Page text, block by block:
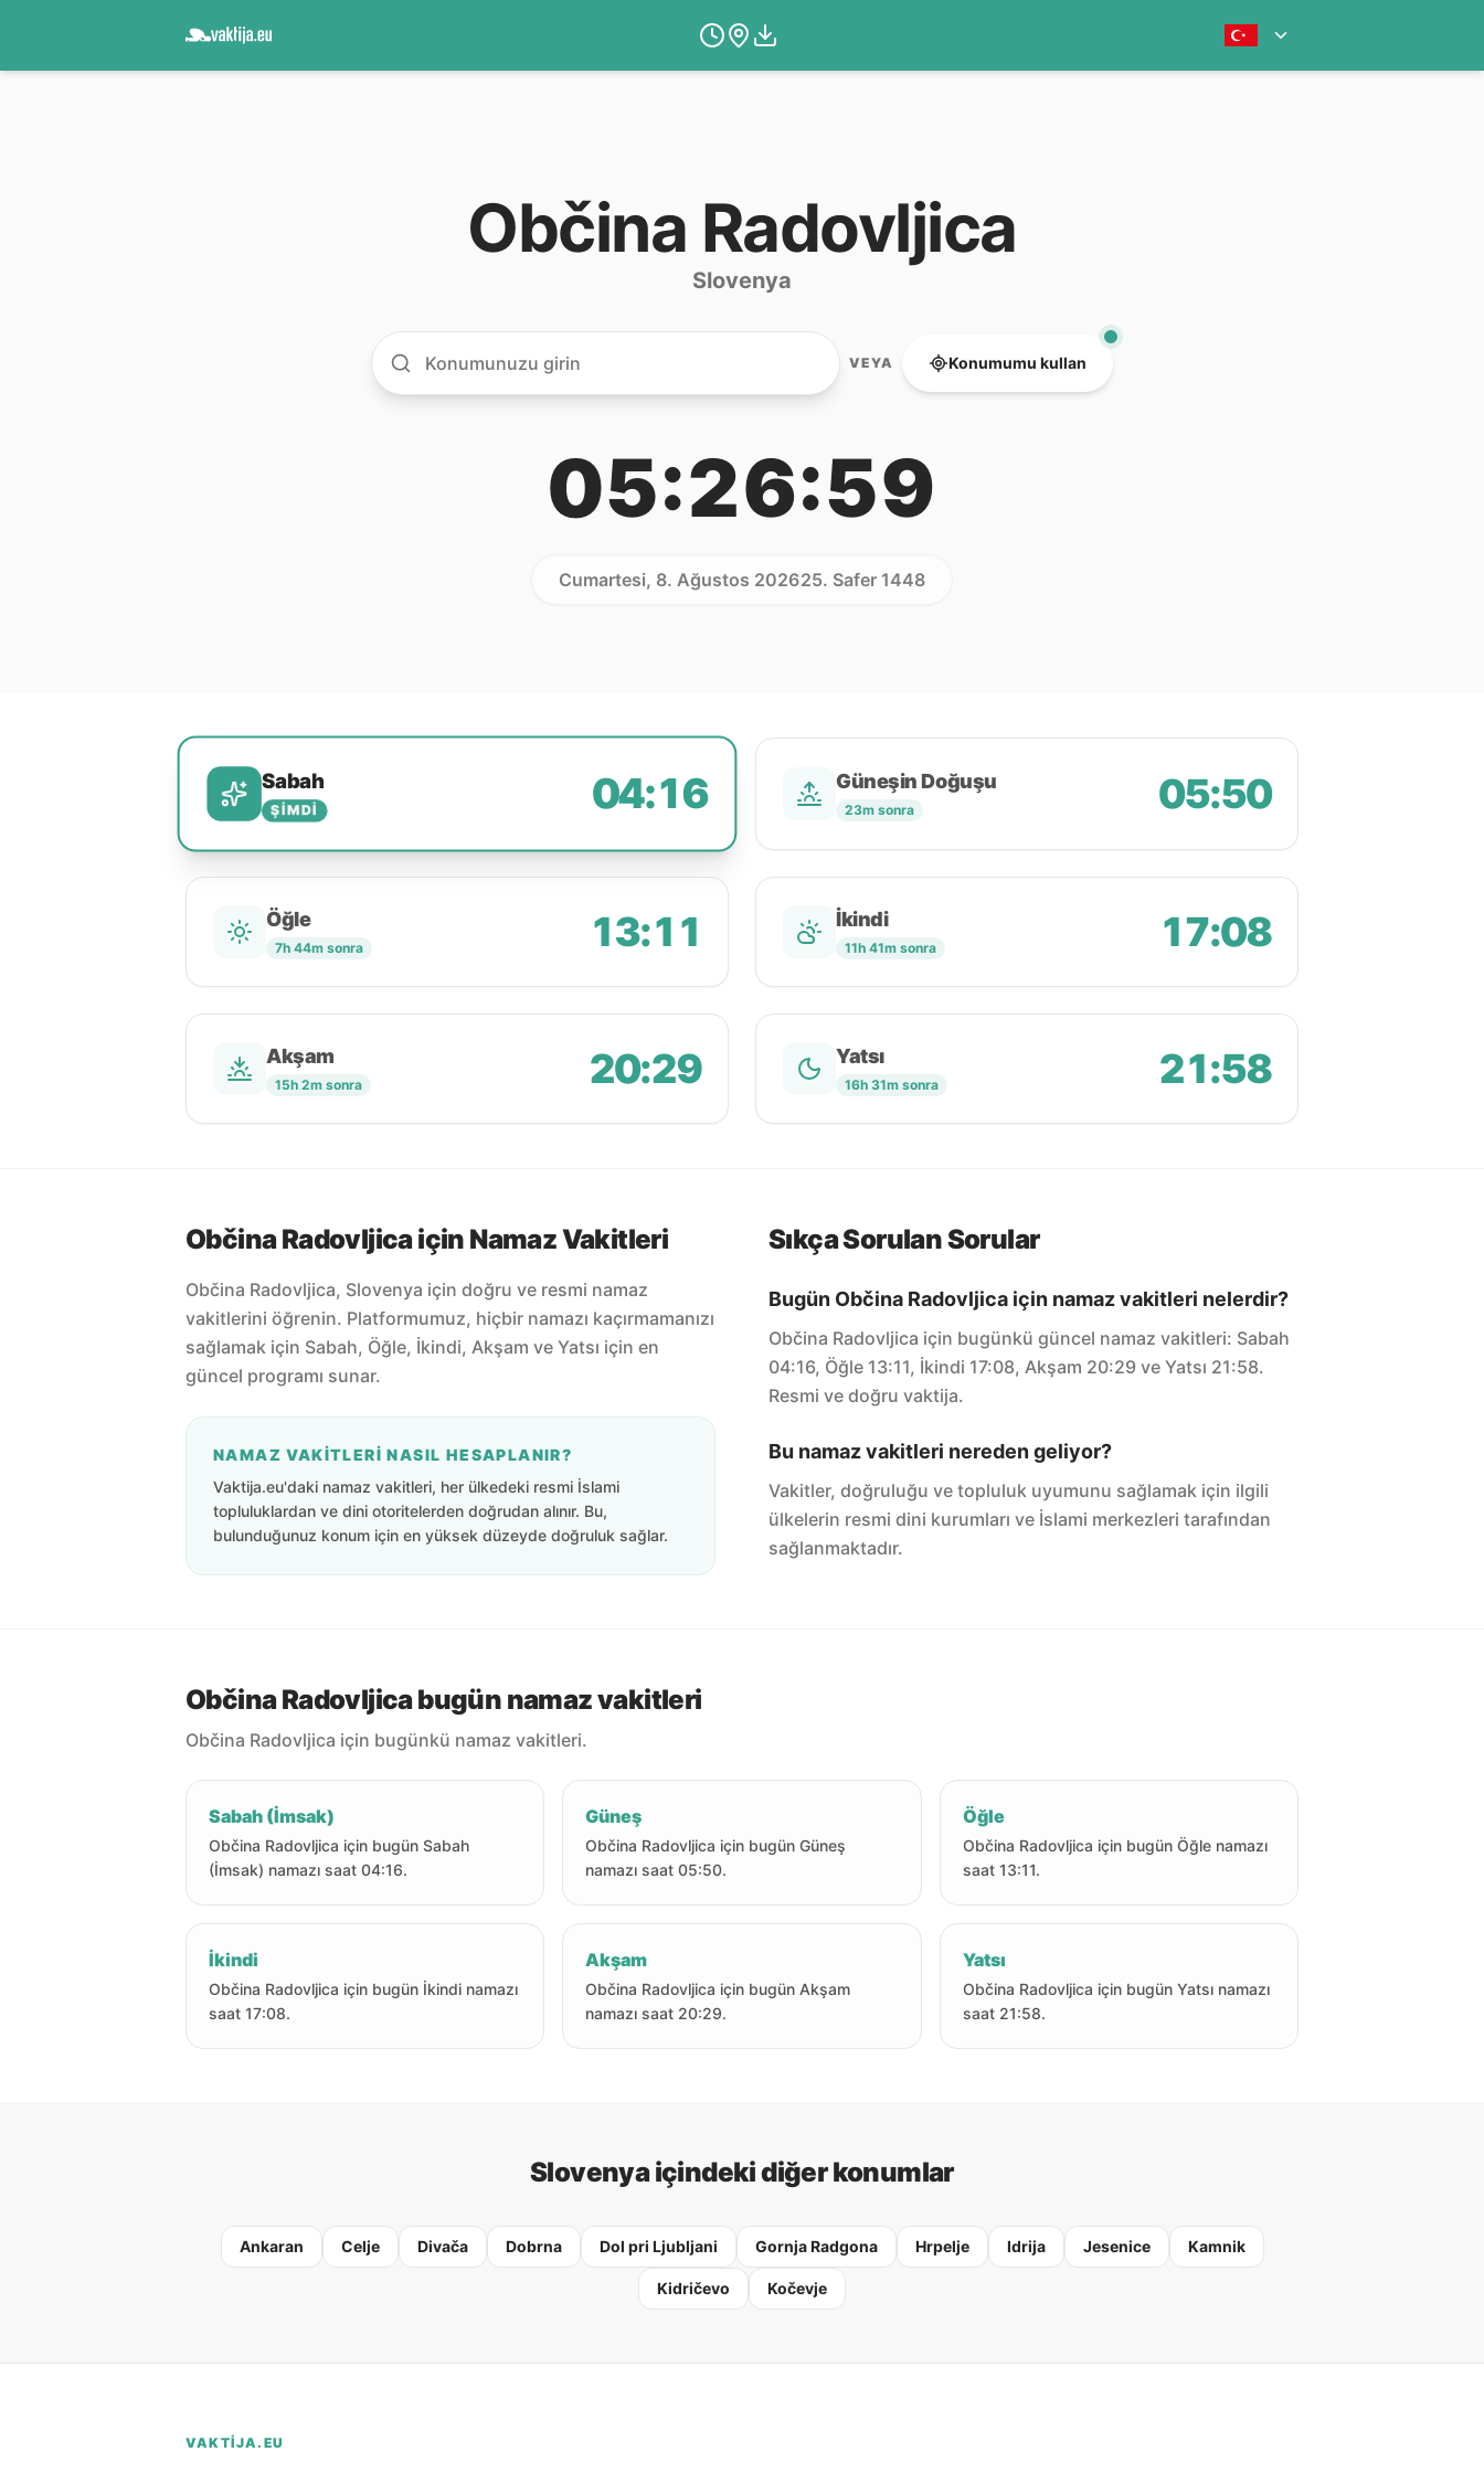
Občina Radovljica
Slovenya
VEYA Konumumu kullan
05:26:59
Cumartesi, 8. Ağustos 202625. Safer 1448
Sabah
ŞIMDI 04:16 Güneşin Doğuşu
23m sonra 05:50
Öğle
7h 44m sonra 13:11 İkindi
11h 41m sonra 17:08
Akşam
15h 2m sonra 20:29 Yatsı
16h 31m sonra 21:58
Občina Radovljica için Namaz Vakitleri
Občina Radovljica, Slovenya için doğru ve resmi namaz
vakitlerini öğrenin. Platformumuz, hiçbir namazı kaçırmamanızı
sağlamak için Sabah, Öğle, İkindi, Akşam ve Yatsı için en
güncel programı sunar.
NAMAZ VAKITLERI NASIL HESAPLANIR?
Vaktija.eu'daki namaz vakitleri, her ülkedeki resmi İslami
topluluklardan ve dini otoritelerden doğrudan alınır. Bu,
bulunduğunuz konum için en yüksek düzeyde doğruluk sağlar.
Sıkça Sorulan Sorular
Bugün Občina Radovljica için namaz vakitleri nelerdir?
Občina Radovljica için bugünkü güncel namaz vakitleri: Sabah
04:16, Öğle 13:11, İkindi 17:08, Akşam 20:29 ve Yatsı 21:58.
Resmi ve doğru vaktija.
Bu namaz vakitleri nereden geliyor?
Vakitler, doğruluğu ve topluluk uyumunu sağlamak için ilgili
ülkelerin resmi dini kurumları ve İslami merkezleri tarafından
sağlanmaktadır.
Občina Radovljica bugün namaz vakitleri
Občina Radovljica için bugünkü namaz vakitleri.
Sabah (İmsak)
Občina Radovljica için bugün Sabah
(İmsak) namazı saat 04:16.
Güneş
Občina Radovljica için bugün Güneş
namazı saat 05:50.
Öğle
Občina Radovljica için bugün Öğle namazı
saat 13:11.
İkindi
Občina Radovljica için bugün İkindi namazı
saat 17:08.
Akşam
Občina Radovljica için bugün Akşam
namazı saat 20:29.
Yatsı
Občina Radovljica için bugün Yatsı namazı
saat 21:58.
Slovenya içindeki diğer konumlar
Ankaran Celje Divača Dobrna Dol pri Ljubljani Gornja Radgona Hrpelje Idrija Jesenice Kamnik
Kidričevo Kočevje
VAKTIJA.EU